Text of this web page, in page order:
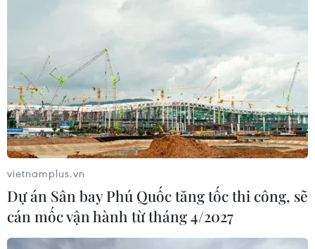
vietnamplus.vn
Dự án Sân bay Phú Quốc tăng tốc thi công, sẽ
cán mốc vận hành từ tháng 4/2027